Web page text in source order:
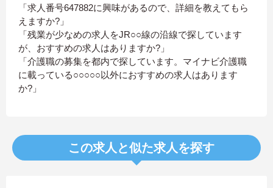
「求人番号647882に興味があるので、詳細を教えてもら
えますか?」
「残業が少なめの求人をJR○○線の沿線で探しています
が、おすすめの求人はありますか?」
「介護職の募集を都内で探しています。マイナビ介護職
に載っている○○○○○以外におすすめの求人はあります
か?」
この求人と似た求人を探す